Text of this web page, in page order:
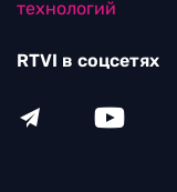
технологий
RTVI в соцсетях